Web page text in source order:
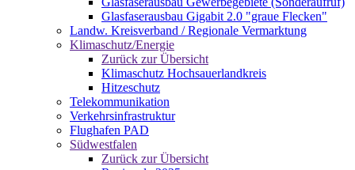
Glasfaserausbau Gigabit 2.0 "graue Flecken"
Landw. Kreisverband / Regionale Vermarktung
Klimaschutz/Energie
Zurück zur Übersicht
Klimaschutz Hochsauerlandkreis
Hitzeschutz
Telekommunikation
Verkehrsinfrastruktur
Flughafen PAD
Südwestfalen
Zurück zur Übersicht